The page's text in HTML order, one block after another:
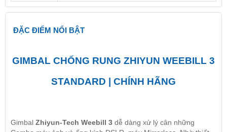
ĐẶC ĐIỂM NỔI BẬT
GIMBAL CHỐNG RUNG ZHIYUN WEEBILL 3
STANDARD | CHÍNH HÃNG
Gimbal Zhiyun-Tech Weebill 3 dễ dàng xử lý cân những